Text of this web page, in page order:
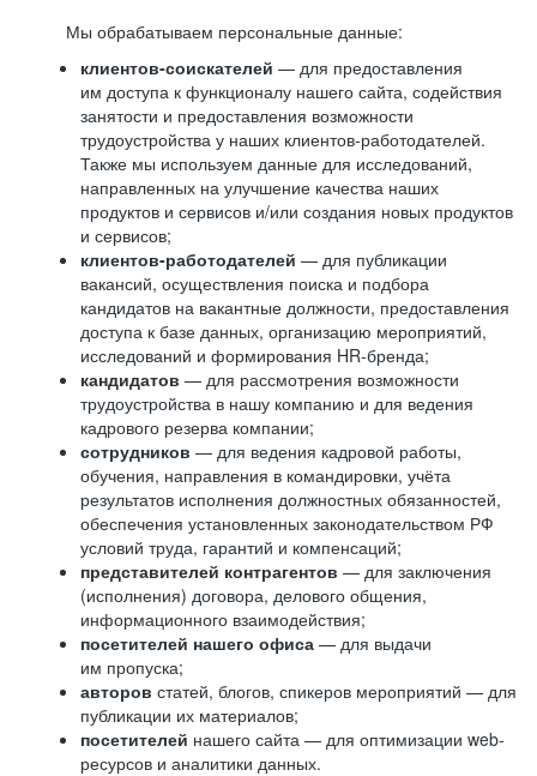
Мы обрабатываем персональные данные:
клиентов-соискателей — для предоставления
им доступа к функционалу нашего сайта, содействия
занятости и предоставления возможности
трудоустройства у наших клиентов-работодателей.
Также мы используем данные для исследований,
направленных на улучшение качества наших
продуктов и сервисов и/или создания новых продуктов
и сервисов;
клиентов-работодателей — для публикации
вакансий, осуществления поиска и подбора
кандидатов на вакантные должности, предоставления
доступа к базе данных, организацию мероприятий,
исследований и формирования HR-бренда;
кандидатов — для рассмотрения возможности
трудоустройства в нашу компанию и для ведения
кадрового резерва компании;
сотрудников — для ведения кадровой работы,
обучения, направления в командировки, учёта
результатов исполнения должностных обязанностей,
обеспечения установленных законодательством РФ
условий труда, гарантий и компенсаций;
представителей контрагентов — для заключения
(исполнения) договора, делового общения,
информационного взаимодействия;
посетителей нашего офиса — для выдачи
им пропуска;
авторов статей, блогов, спикеров мероприятий — для
публикации их материалов;
посетителей нашего сайта — для оптимизации web-
ресурсов и аналитики данных.